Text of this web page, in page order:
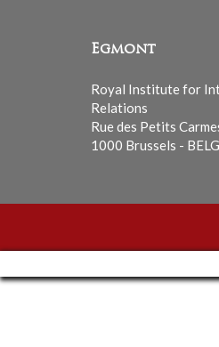
Egmont
Royal Institute for
Relations
Rue des Petits
1000 Brussels -